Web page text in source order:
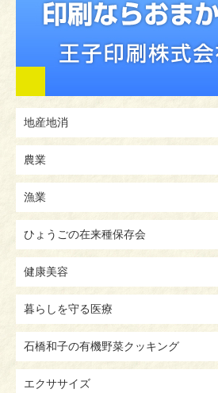
地産地消
農業
漁業
ひょうごの在来種保存会
健康美容
暮らしを守る医療
石橋和子の有機野菜クッキング
エクササイズ